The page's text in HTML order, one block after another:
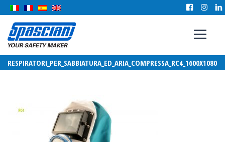
RESPIRATORI_PER_SABBIATURA_ED_ARIA_COMPRESSA_RC4_1600X1080